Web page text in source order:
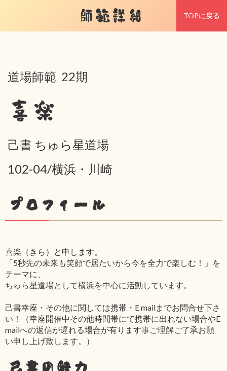
師範詳細 TOPに戻る
道場師範 22期
喜楽
己書 ちゅら星道場
102-04/横浜・川崎
プロフィール
喜楽（きら）と申します。
「5秒先の未来も笑顔で居たいから今を全力で楽しむ！」を
テーマに、
ちゅら星道場として横浜を中心に活動しています。
己書幸座・その他に関しては携帯・E mailまでお問合せ下さ
い！（幸座開催中その他時間帯にて携帯に出れない場合やE
mailへの返信が遅れる場合が有ります事ご理解ご了承お願
い申し上げ致します。）